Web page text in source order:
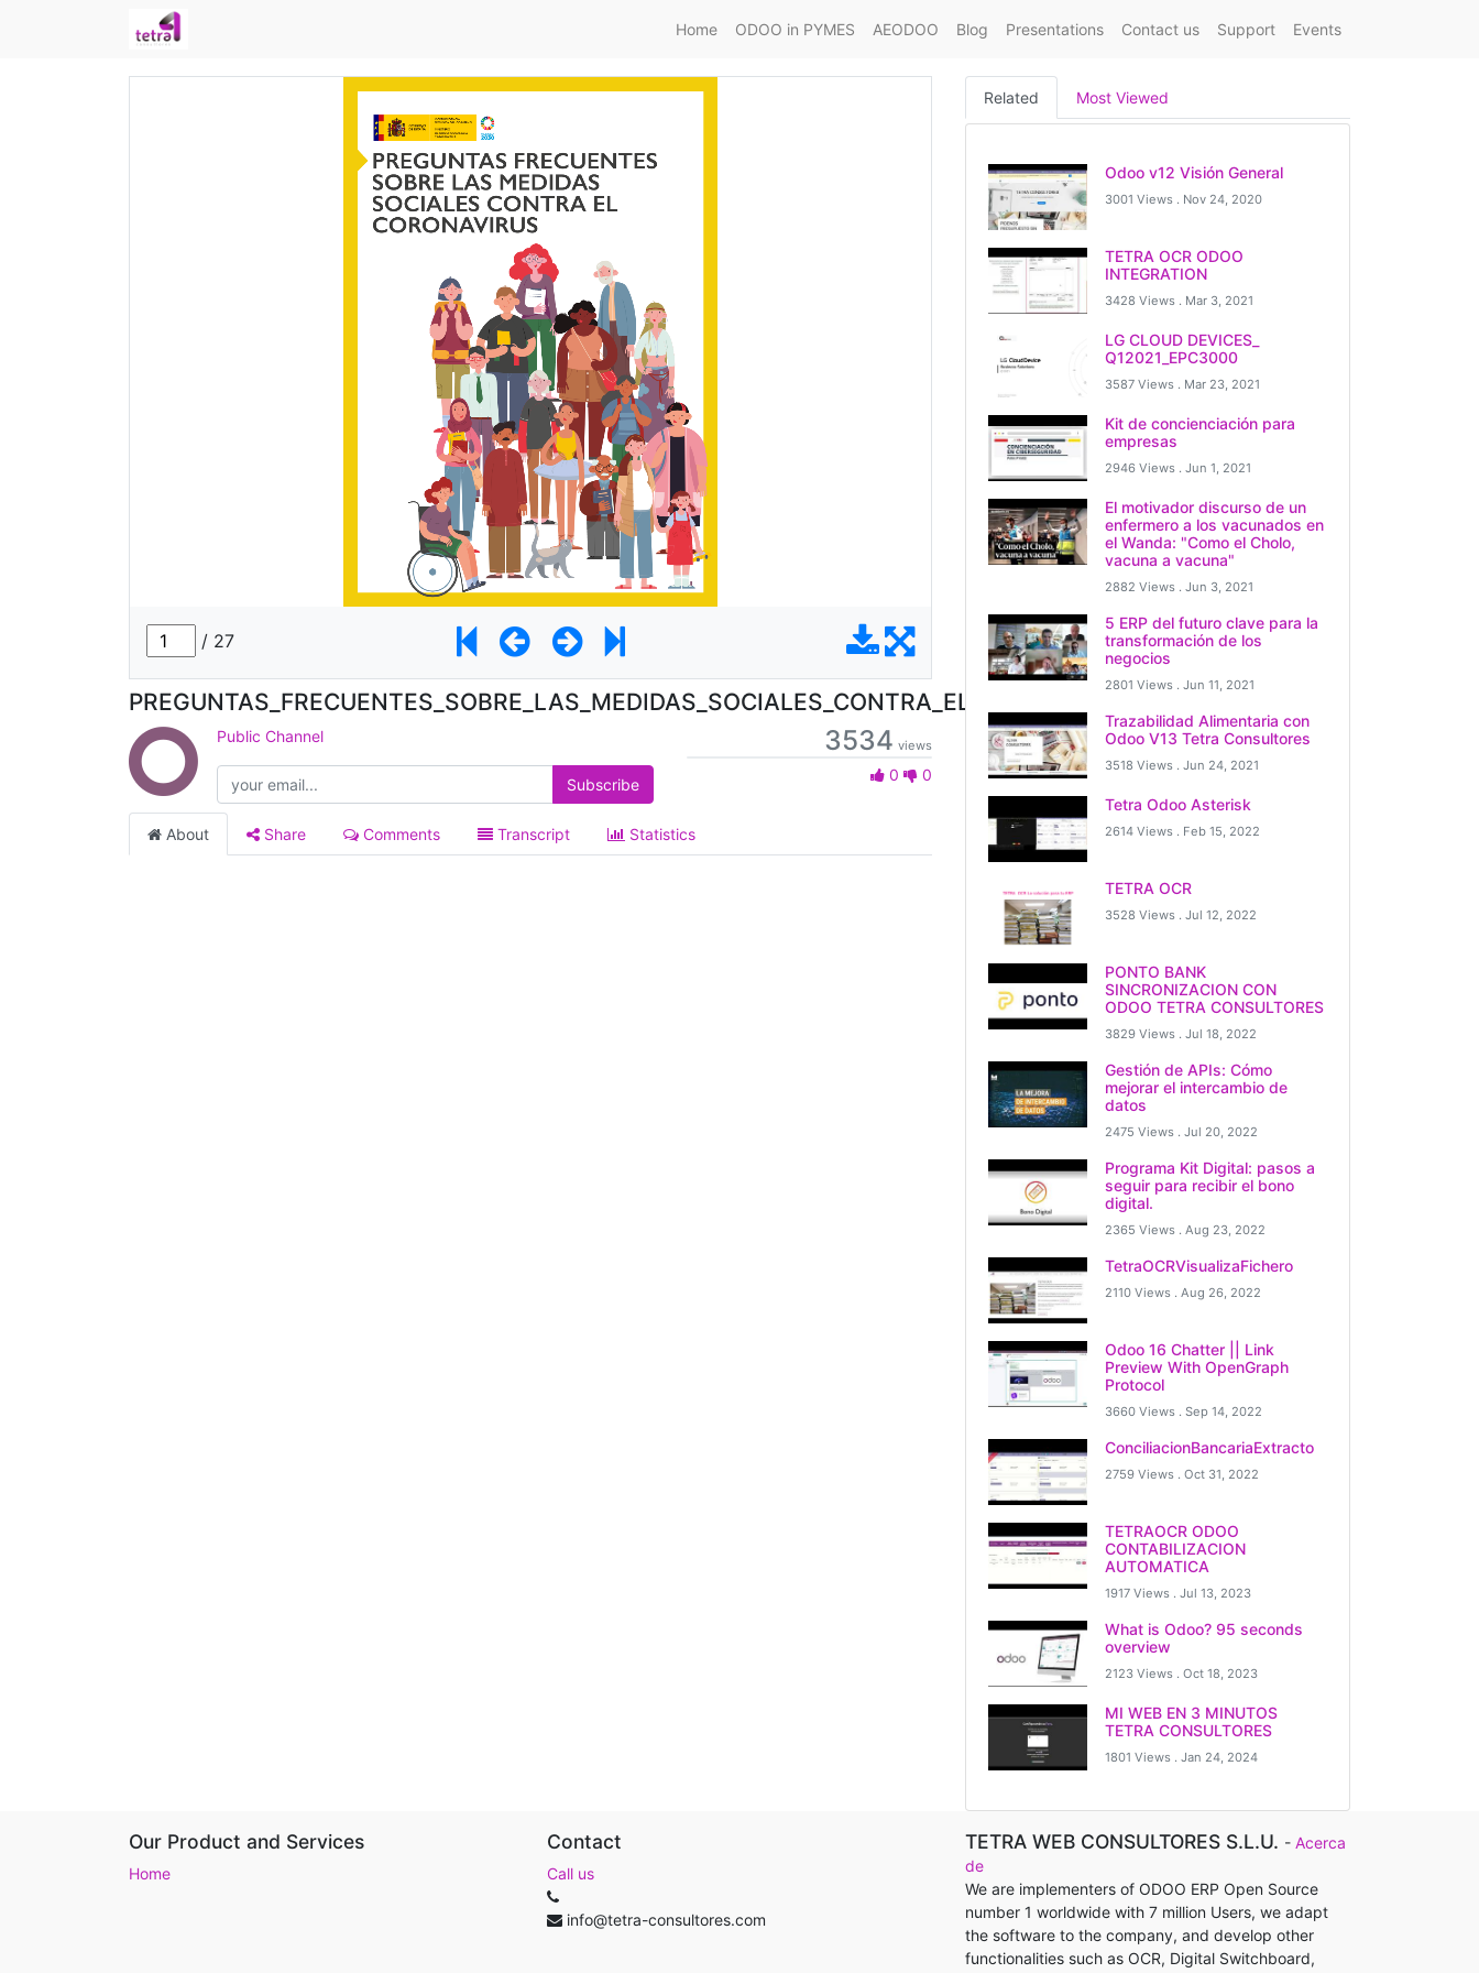
Home ODOO in PYMES AEODOO Blog Presentations Contact us Support Events
PREGUNTAS_FRECUENTES_SOBRE_LAS_MEDIDAS_SOCIALES_CONTRA_EL_CORONAVIRUS
Public Channel
Subscribe
3534 views
0 0
About Share Comments Transcript Statistics
Related Most Viewed
Odoo v12 Visión General
3001 Views . Nov 24, 2020
TETRA OCR ODOO
INTEGRATION
3428 Views . Mar 3, 2021
LG CLOUD DEVICES_
Q12021_EPC3000
3587 Views . Mar 23, 2021
Kit de concienciación para
empresas
2946 Views . Jun 1, 2021
El motivador discurso de un
enfermero a los vacunados en
el Wanda: "Como el Cholo,
vacuna a vacuna"
2882 Views . Jun 3, 2021
5 ERP del futuro clave para la
transformación de los
negocios
2801 Views . Jun 11, 2021
Trazabilidad Alimentaria con
Odoo V13 Tetra Consultores
3518 Views . Jun 24, 2021
Tetra Odoo Asterisk
2614 Views . Feb 15, 2022
TETRA OCR
3528 Views . Jul 12, 2022
PONTO BANK
SINCRONIZACION CON
ODOO TETRA CONSULTORES
3829 Views . Jul 18, 2022
Gestión de APIs: Cómo
mejorar el intercambio de
datos
2475 Views . Jul 20, 2022
Programa Kit Digital: pasos a
seguir para recibir el bono
digital.
2365 Views . Aug 23, 2022
TetraOCRVisualizaFichero
2110 Views . Aug 26, 2022
Odoo 16 Chatter || Link
Preview With OpenGraph
Protocol
3660 Views . Sep 14, 2022
ConciliacionBancariaExtracto
2759 Views . Oct 31, 2022
TETRAOCR ODOO
CONTABILIZACION
AUTOMATICA
1917 Views . Jul 13, 2023
What is Odoo? 95 seconds
overview
2123 Views . Oct 18, 2023
MI WEB EN 3 MINUTOS
TETRA CONSULTORES
1801 Views . Jan 24, 2024
Our Product and Services
Home
Contact
Call us
info@tetra-consultores.com
TETRA WEB CONSULTORES S.L.U. - Acerca
de
We are implementers of ODOO ERP Open Source
number 1 worldwide with 7 million Users, we adapt
the software to the company, and develop other
functionalities such as OCR, Digital Switchboard,